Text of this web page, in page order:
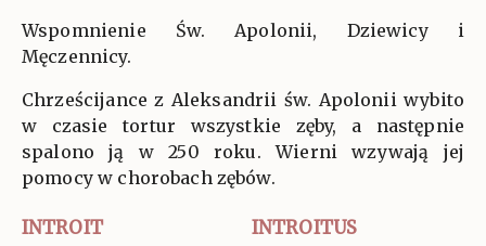
Wspomnienie Św. Apolonii, Dziewicy i
Męczennicy.
Chrześcijance z Aleksandrii św. Apolonii wybito
w czasie tortur wszystkie zęby, a następnie
spalono ją w 250 roku. Wierni wzywają jej
pomocy w chorobach zębów.
INTROIT INTROITUS